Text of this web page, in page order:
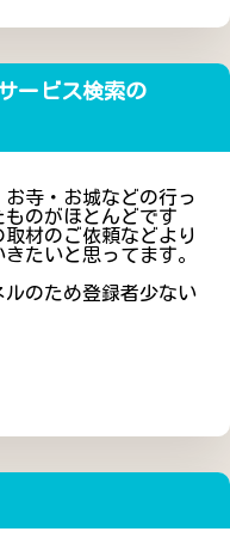
ービス検索の
寺・お城などの行っ
のがほとんどです
材のご依頼などより
たいと思ってます。
のため登録者少ない